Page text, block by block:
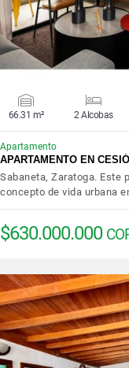
66.31 m² 2 Alcobas
Apartamento
APARTAMENTO EN
Sabaneta, Zaratoga. Este
concepto de vida urbana
$630.000.000